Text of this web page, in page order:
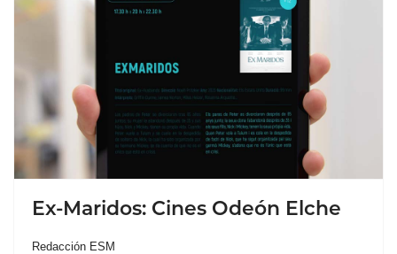
Ex-Maridos: Cines Odeón Elche
Redacción ESM